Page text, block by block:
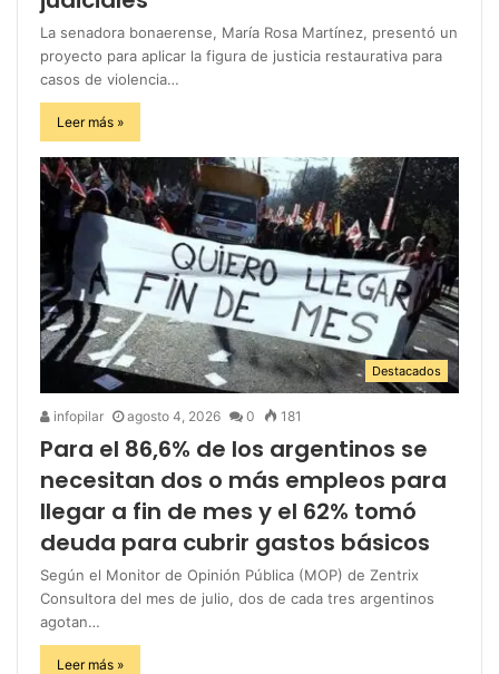
La senadora bonaerense, María Rosa Martínez, presentó un
proyecto para aplicar la figura de justicia restaurativa para
casos de violencia…
Leer más »
Destacados
infopilar agosto 4, 2026 0 181
Para el 86,6% de los argentinos se
necesitan dos o más empleos para
llegar a fin de mes y el 62% tomó
deuda para cubrir gastos básicos
Según el Monitor de Opinión Pública (MOP) de Zentrix
Consultora del mes de julio, dos de cada tres argentinos
agotan…
Leer más »